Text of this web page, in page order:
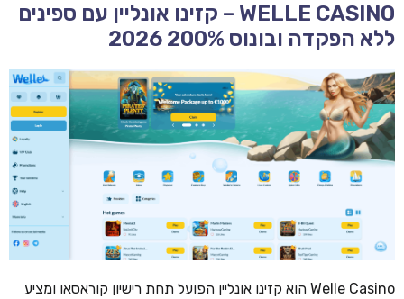
WELLE CASINO – קזינו אונליין עם ספינים
ללא הפקדה ובונוס 200% 2026
Welle Casino הוא קזינו אונליין הפועל תחת רישיון קוראסאו ומציע